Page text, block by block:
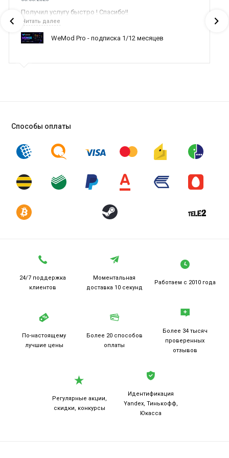
Получил услугу быстро ! Спасибо!!
Читать далее
WeMod Pro - подписка 1/12 месяцев
Способы оплаты
24/7 поддержка
клиентов
Моментальная
доставка 10 секунд
Работаем с 2010 года
По-настоящему
лучшие цены
Более 20 способов
оплаты
Более 34 тысяч
проверенных
отзывов
Регулярные акции,
скидки, конкурсы
Идентификация
Yandex, Тинькофф,
Юкасса